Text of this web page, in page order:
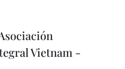
Vietnam -